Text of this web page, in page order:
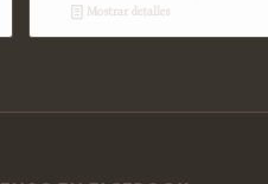
Mostrar detalles